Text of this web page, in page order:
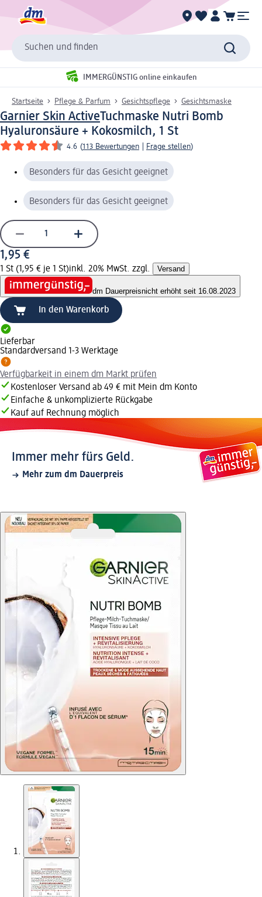
Suchen und finden
IMMERGÜNSTIG online einkaufen
Startseite Pflege & Parfum Gesichtspflege Gesichtsmaske
Garnier Skin ActiveTuchmaske Nutri Bomb
Hyaluronsäure + Kokosmilch, 1 St
4.6 (113 Bewertungen Frage stellen)
Besonders für das Gesicht geeignet
Besonders für das Gesicht geeignet
1,95 €
1 St (1,95 € je 1 St)inkl. 20% MwSt. zzgl. Versand
dm Dauerpreisnicht erhöht seit 16.08.2023
In den Warenkorb
Lieferbar
Standardversand 1-3 Werktage
Verfügbarkeit in einem dm Markt prüfen
Kostenloser Versand ab 49 € mit Mein dm Konto
Einfache & unkomplizierte Rückgabe
Kauf auf Rechnung möglich
Immer mehr fürs Geld.
Mehr zum dm Dauerpreis